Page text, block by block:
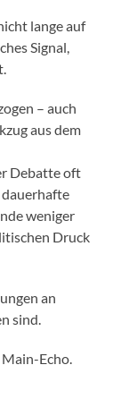
lange auf
Signal,
– auch
aus dem
Debatte oft
weniger
Druck
an
sind.
Echo.